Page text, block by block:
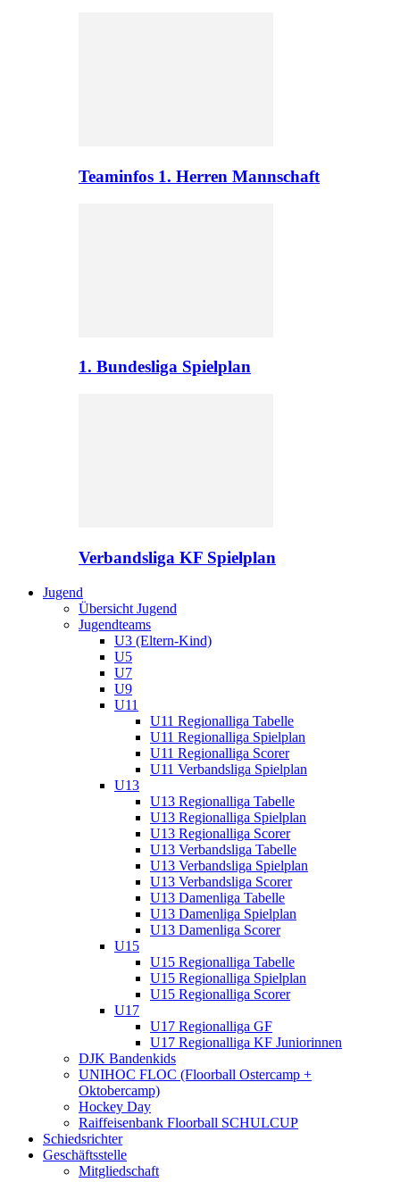
Teaminfos 1. Herren Mannschaft
1. Bundesliga Spielplan
Verbandsliga KF Spielplan
Jugend
Übersicht Jugend
Jugendteams
U3 (Eltern-Kind)
U5
U7
U9
U11
U11 Regionalliga Tabelle
U11 Regionalliga Spielplan
U11 Regionalliga Scorer
U11 Verbandsliga Spielplan
U13
U13 Regionalliga Tabelle
U13 Regionalliga Spielplan
U13 Regionalliga Scorer
U13 Verbandsliga Tabelle
U13 Verbandsliga Spielplan
U13 Verbandsliga Scorer
U13 Damenliga Tabelle
U13 Damenliga Spielplan
U13 Damenliga Scorer
U15
U15 Regionalliga Tabelle
U15 Regionalliga Spielplan
U15 Regionalliga Scorer
U17
U17 Regionalliga GF
U17 Regionalliga KF Juniorinnen
DJK Bandenkids
UNIHOC FLOC (Floorball Ostercamp +
Oktobercamp)
Hockey Day
Raiffeisenbank Floorball SCHULCUP
Schiedsrichter
Geschäftsstelle
Mitgliedschaft